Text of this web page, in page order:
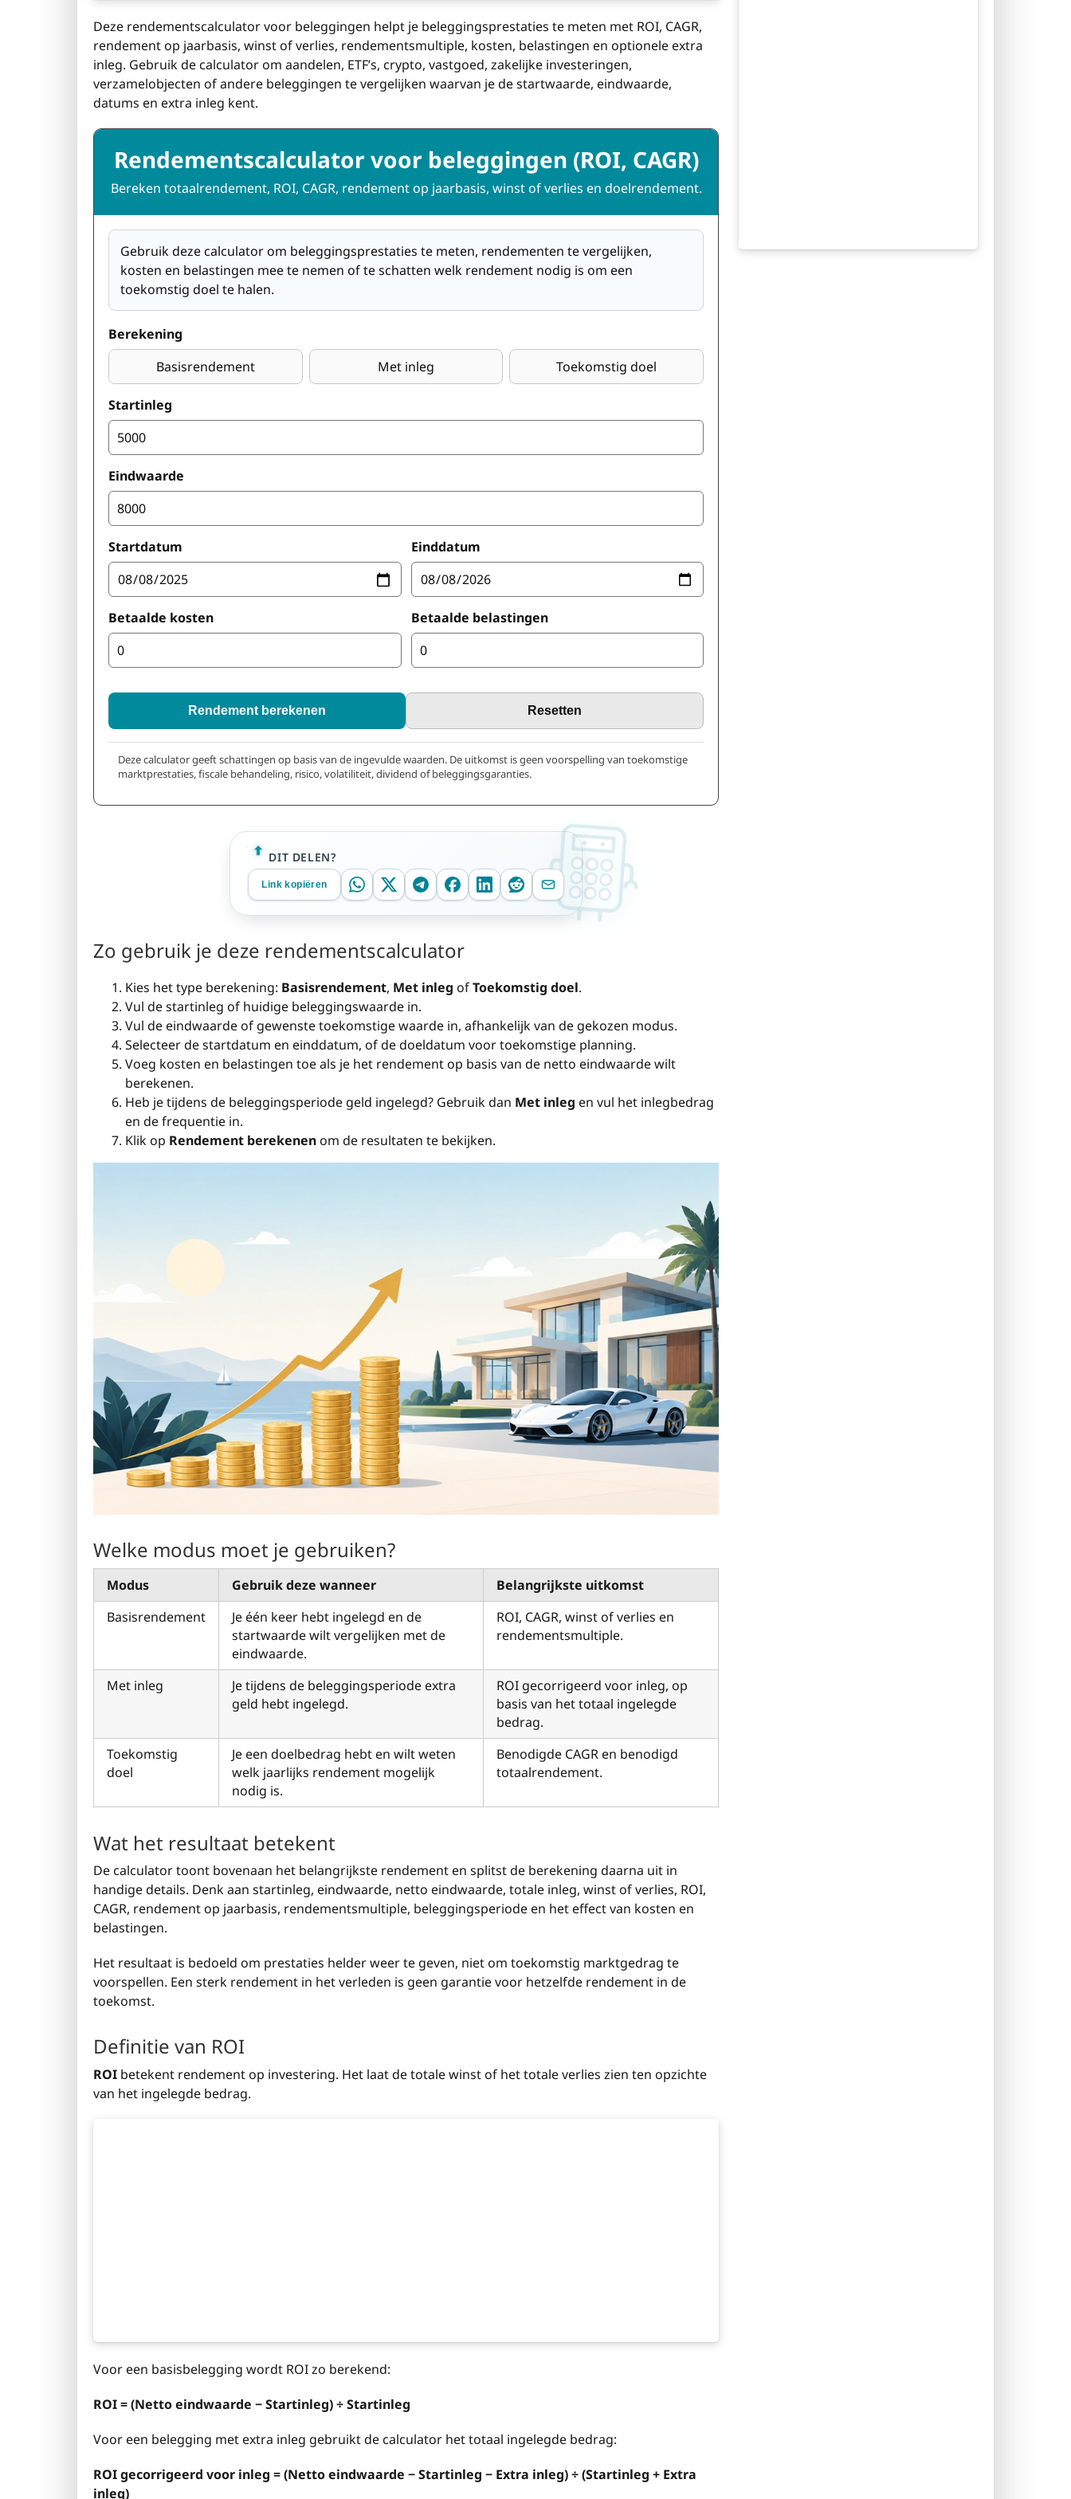
Deze rendementscalculator voor beleggingen helpt je beleggingsprestaties te meten met ROI, CAGR,
rendement op jaarbasis, winst of verlies, rendementsmultiple, kosten, belastingen en optionele extra
inleg. Gebruik de calculator om aandelen, ETF’s, crypto, vastgoed, zakelijke investeringen,
verzamelobjecten of andere beleggingen te vergelijken waarvan je de startwaarde, eindwaarde,
datums en extra inleg kent.
Rendementscalculator voor beleggingen (ROI, CAGR)
Bereken totaalrendement, ROI, CAGR, rendement op jaarbasis, winst of verlies en doelrendement.
Gebruik deze calculator om beleggingsprestaties te meten, rendementen te vergelijken,
kosten en belastingen mee te nemen of te schatten welk rendement nodig is om een
toekomstig doel te halen.
Berekening
Basisrendement
Met inleg Toekomstig doel
Startinleg
Eindwaarde
Startdatum Einddatum
Betaalde kosten Betaalde belastingen
Rendement berekenen Resetten
Deze calculator geeft schattingen op basis van de ingevulde waarden. De uitkomst is geen voorspelling van toekomstige
marktprestaties, fiscale behandeling, risico, volatiliteit, dividend of beleggingsgaranties.
DIT DELEN?
Link kopiëren
Zo gebruik je deze rendementscalculator
Kies het type berekening: Basisrendement, Met inleg ofToekomstig doel.
Vul de startinleg of huidige beleggingswaarde in.
Vul de eindwaarde of gewenste toekomstige waarde in, afhankelijk van de gekozen modus.
Selecteer de startdatum en einddatum, of de doeldatum voor toekomstige planning.
Voeg kosten en belastingen toe als je het rendement op basis van de netto eindwaarde wilt
berekenen.
Heb je tijdens de beleggingsperiode geld ingelegd? Gebruik dan Met inleg en vul het inlegbedrag
en de frequentie in.
Klik op Rendement berekenen om de resultaten te bekijken.
Welke modus moet je gebruiken?
Modus Gebruik deze wanneer
Belangrijkste uitkomst
Basisrendement
Je één keer hebt ingelegd en de
startwaarde wilt vergelijken met de
eindwaarde.
ROI, CAGR, winst of verlies en
rendementsmultiple.
Met inleg
Je tijdens de beleggingsperiode extra
geld hebt ingelegd.
ROI gecorrigeerd voor inleg, op
basis van het totaal ingelegde
bedrag.
Toekomstig
doel
Je een doelbedrag hebt en wilt weten
welk jaarlijks rendement mogelijk
nodig is.
Benodigde CAGR en benodigd
totaalrendement.
Wat het resultaat betekent
De calculator toont bovenaan het belangrijkste rendement en splitst de berekening daarna uit in
handige details. Denk aan startinleg, eindwaarde, netto eindwaarde, totale inleg, winst of verlies, ROI,
CAGR, rendement op jaarbasis, rendementsmultiple, beleggingsperiode en het effect van kosten en
belastingen.
Het resultaat is bedoeld om prestaties helder weer te geven, niet om toekomstig marktgedrag te
voorspellen. Een sterk rendement in het verleden is geen garantie voor hetzelfde rendement in de
toekomst.
Definitie van ROI
ROI betekent rendement op investering. Het laat de totale winst of het totale verlies zien ten opzichte
van het ingelegde bedrag.
Voor een basisbelegging wordt ROI zo berekend:
ROI = (Netto eindwaarde − Startinleg) ÷ Startinleg
Voor een belegging met extra inleg gebruikt de calculator het totaal ingelegde bedrag:
ROI gecorrigeerd voor inleg = (Netto eindwaarde − Startinleg − Extra inleg) ÷ (Startinleg + Extra
inleg)